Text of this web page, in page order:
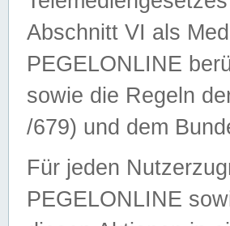
Abschnitt VI als
PEGELONLINE
sowie die Regeln
/679) und dem
Für jeden
PEGELONLINE